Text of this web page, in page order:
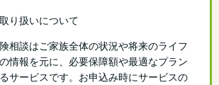
り扱いについて
険相談はご家族全体の状況や将来のライフ
情報を元に、必要保障額や最適なプラン
サービスです。お申込み時にサービスの